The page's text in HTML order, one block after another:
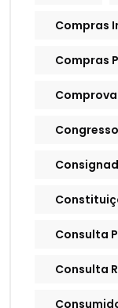
Compras
Compras
Consulta
Consulta